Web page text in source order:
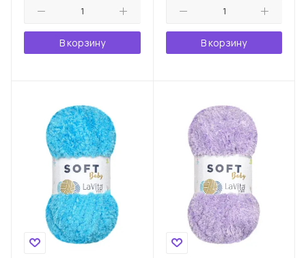
В корзину В корзину